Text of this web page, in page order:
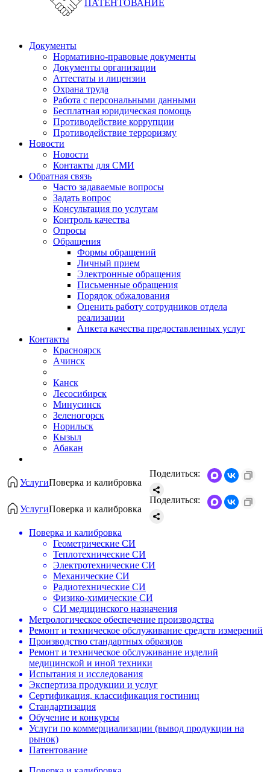
ПАТЕНТОВАНИЕ
Документы
Нормативно-правовые документы
Документы организации
Аттестаты и лицензии
Охрана труда
Работа с персональными данными
Бесплатная юридическая помощь
Противодействие коррупции
Противодействие терроризму
Новости
Новости
Контакты для СМИ
Обратная связь
Часто задаваемые вопросы
Задать вопрос
Консультация по услугам
Контроль качества
Опросы
Обращения
Формы обращений
Личный прием
Электронные обращения
Письменные обращения
Порядок обжалования
Оценить работу сотрудников отдела
реализации
Анкета качества предоставленных услуг
Контакты
Красноярск
Ачинск
Канск
Лесосибирск
Минусинск
Зеленогорск
Норильск
Кызыл
Абакан
УслугиПоверка и калибровка
Поделиться:
УслугиПоверка и калибровка
Поделиться:
Поверка и калибровка
Геометрические СИ
Теплотехнические СИ
Электротехнические СИ
Механические СИ
Радиотехнические СИ
Физико-химические СИ
СИ медицинского назначения
Метрологическое обеспечение производства
Ремонт и техническое обслуживание средств измерений
Производство стандартных образцов
Ремонт и техническое обслуживание изделий
медицинской и иной техники
Испытания и исследования
Экспертиза продукции и услуг
Сертификация, классификация гостиниц
Стандартизация
Обучение и конкурсы
Услуги по коммерциализации (вывод продукции на
рынок)
Патентование